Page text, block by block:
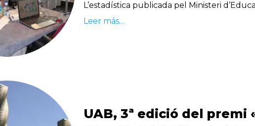
L’estadística publicada pel Ministeri
Leer más…
UAB, 3ª edició del premi